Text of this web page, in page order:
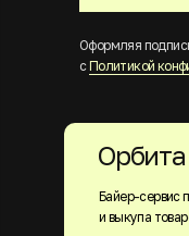
Оформляя
с Политикой
Байер-сервис
и выкупа